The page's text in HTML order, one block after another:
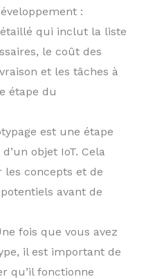
:
qui inclut la liste
le coût des
et les tâches à
étape du
est une étape
objet IoT. Cela
concepts et de
avant de
fois que vous avez
il est important de
qu’il fonctionne